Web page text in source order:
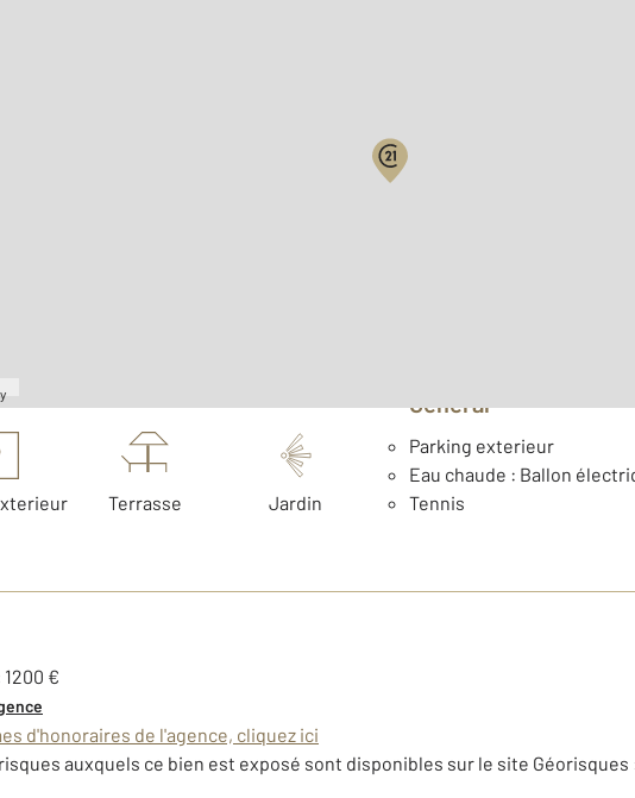
Terrasse Jardin
Général
Parking exterieur
Eau chaude : Ballon
Tennis
€
d'honoraires de l'agence, cliquez ici
auxquels ce bien est exposé sont disponibles sur le site